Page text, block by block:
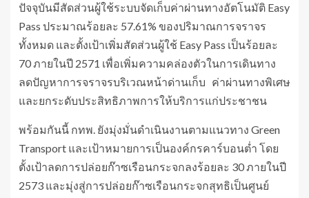
ปัจจุบันมีสัดส่วนผู้ใช้ระบบจัดเก็บค่าผ่านทางอัตโนมัติ Easy
Pass ประมาณร้อยละ 57.61% ของปริมาณการจราจร
ทั้งหมด และตั้งเป้าเพิ่มสัดส่วนผู้ใช้ Easy Pass เป็นร้อยละ
70 ภายในปี 2571 เพื่อเพิ่มความคล่องตัวในการเดินทาง
ลดปัญหาการจราจรบริเวณหน้าด่านเก็บ ค่าผ่านทางพิเศษ
และยกระดับประสิทธิภาพการให้บริการแก่ประชาชน
พร้อมกันนี้ กทพ. ยังมุ่งมั่นดำเนินงานตามแนวทาง Green
Transport และเป้าหมายการเป็นองค์กรคาร์บอนต่ำ โดย
ตั้งเป้าลดการปล่อยก๊าซเรือนกระจกลงร้อยละ 30 ภายในปี
2573 และมุ่งสู่การปล่อยก๊าซเรือนกระจกสุทธิเป็นศูนย์